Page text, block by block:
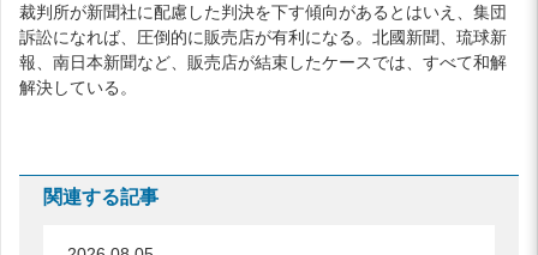
裁判所が新聞社に配慮した判決を下す傾向があるとはいえ、集団
訴訟になれば、圧倒的に販売店が有利になる。北國新聞、琉球新
報、南日本新聞など、販売店が結束したケースでは、すべて和解
解決している。
関連する記事